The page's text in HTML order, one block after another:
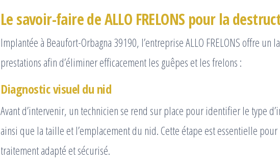
Le savoir-faire de ALLO FRELONS pour la
Implantée à Beaufort-Orbagna 39190, l’entreprise ALLO FRELONS offre un
prestations afin d’éliminer efficacement les guêpes et les frelons :
Diagnostic visuel du nid
Avant d’intervenir, un technicien se rend sur place pour identifier le type
ainsi que la taille et l’emplacement du nid. Cette étape est essentielle
traitement adapté et sécurisé.